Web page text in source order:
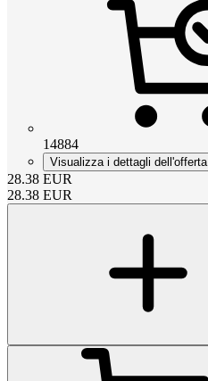
14884
Visualizza i dettagli dell'offerta
28.38 EUR
28.38 EUR